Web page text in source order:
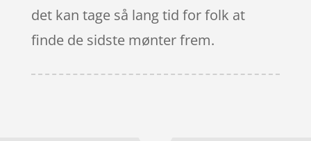
det kan tage så lang tid for folk at
finde de sidste mønter frem.